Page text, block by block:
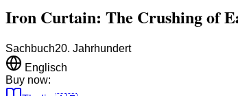
Iron Curtain: The Crushing of
Sachbuch20. Jahrhundert
Englisch
Buy now: